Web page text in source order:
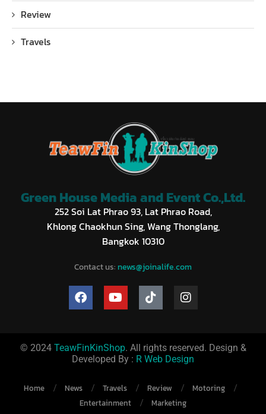
Review
Travels
Green House Media and Event Co.,Ltd.
252 Soi Lat Phrao 93, Lat Phrao Road,
Khlong Chaokhun Sing, Wang Thonglang,
Bangkok 10310
Contact us: news@joinalife.com
© 2024 TeawFinKinShop. All rights reserved. Design &
Developed By : R Web Design
Home News Travels Review
Motoring
Entertainment
Marketing